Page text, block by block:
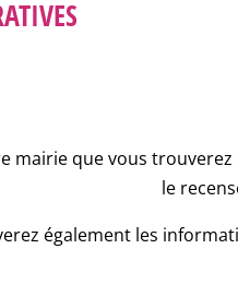
mairie que vous
le
également les